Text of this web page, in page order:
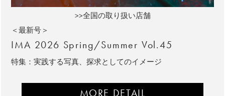
>>全国の取り扱い店舗
＜最新号＞
IMA 2026 Spring/Summer Vol.45
特集：実践する写真、探求としてのイメージ
MORE DETAIL